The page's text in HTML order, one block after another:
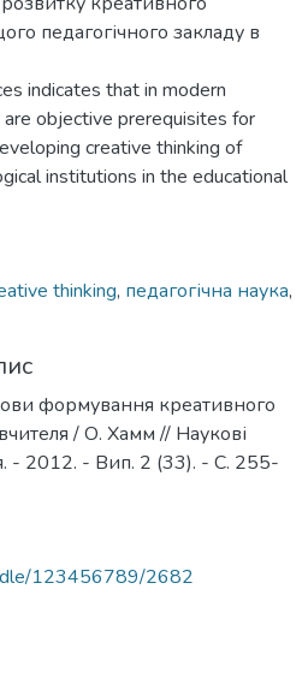
педагогічного закладу в
indicates that in modern
objective prerequisites for
creative thinking of
institutions in the educational
thinking, педагогічна наука,
формування креативного
/ О. Хамм // Наукові
- 2012. - Вип. 2 (33). - С. 255-
123456789/2682